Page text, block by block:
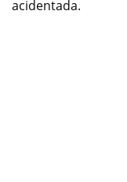
acidentada.